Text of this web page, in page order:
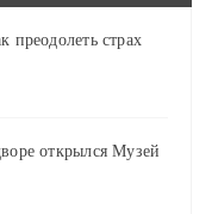
преодолеть страх
открылся Музей